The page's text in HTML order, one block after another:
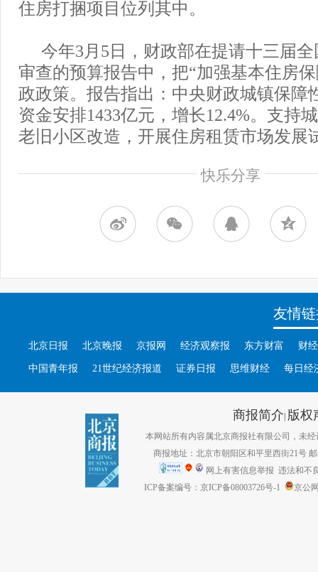
住房打捆项目位列其中。
今年3月5日，财政部在提请十三届
审查的预算报告中，把“加强基本住房
政政策。报告指出：中央财政城镇保障
资金安排1433亿元，增长12.4%。支持
老旧小区改造，开展住房租赁市场发展
快乐分享
友情
北京日报 北京晚报 京报网 经济观察报 东方财富 财
中国青年报 21世纪经济报道 证券日报 思维财经 每日经
商报简介| 版权
本网站所有内容属北京商报社有限公司，未经
商报地址：北京市朝阳区和平里西街21号
网上有害信息举报 违法和不
ICP备案编号：京ICP备08003726号-1
京公